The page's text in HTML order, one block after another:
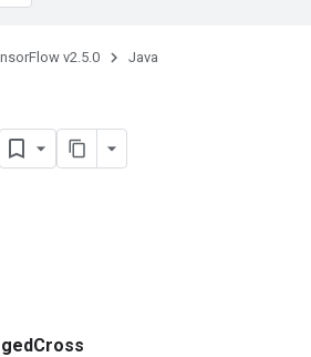
v2.5.0 Java